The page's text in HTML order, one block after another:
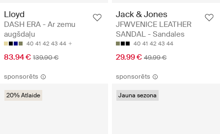
Lloyd
DASH ERA - Ar zemu
augšdaļu
40 41 42 43 44
83.94 € 139.90 €
Jack & Jones
JFWVENICE LEATHER
SANDAL - Sandales
40 41 42 43 44
29.99 € 49.99 €
sponsorēts
20% Atlaide
sponsorēts
Jauna sezona